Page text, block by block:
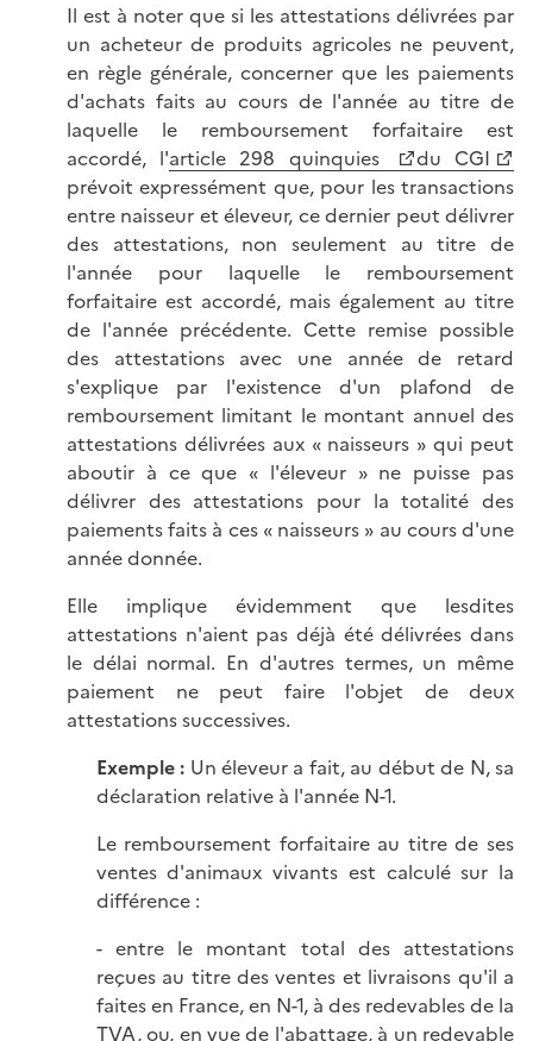
Il est à noter que si les attestations délivrées par
un acheteur de produits agricoles ne peuvent,
en règle générale, concerner que les paiements
d'achats faits au cours de l'année au titre de
laquelle le remboursement forfaitaire est
accordé, l'article 298 quinquies
du CGI
prévoit expressément que, pour les transactions
entre naisseur et éleveur, ce dernier peut délivrer
des attestations, non seulement au titre de
l'année pour laquelle le remboursement
forfaitaire est accordé, mais également au titre
de l'année précédente. Cette remise possible
des attestations avec une année de retard
s'explique par l'existence d'un plafond de
remboursement limitant le montant annuel des
attestations délivrées aux « naisseurs » qui peut
aboutir à ce que « l'éleveur » ne puisse pas
délivrer des attestations pour la totalité des
paiements faits à ces « naisseurs » au cours d'une
année donnée.
Elle implique évidemment que lesdites
attestations n'aient pas déjà été délivrées dans
le délai normal. En d'autres termes, un même
paiement ne peut faire l'objet de deux
attestations successives.
Exemple : Un éleveur a fait, au début de N, sa
déclaration relative à l'année N-1.
Le remboursement forfaitaire au titre de ses
ventes d'animaux vivants est calculé sur la
différence :
- entre le montant total des attestations
reçues au titre des ventes et livraisons qu'il a
faites en France, en N-1, à des redevables de la
TVA, ou, en vue de l'abattage, à un redevable